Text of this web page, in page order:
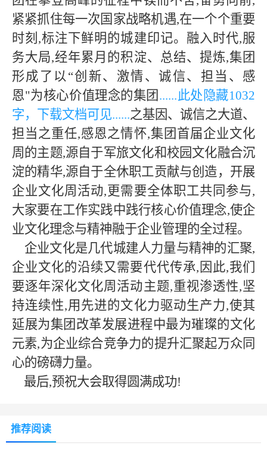
紧紧抓住每一次国家战略机遇,在一个个重要
时刻,标注下鲜明的城建印记。融入时代,服
务大局,经年累月的积淀、总结、提炼,集团
形成了以“创新、激情、诚信、担当、感
恩"为核心价值理念的集团 ......此处隐藏1032
字，下载文档可见......之基因、诚信之大道、
担当之重任,感恩之情怀,集团首届企业文化
周的主题,源自于军旅文化和校园文化融合沉
淀的精华,源自于全休职工贡献与创造，开展
企业文化周活动,更需要全体职工共同参与,
大家要在工作实践中践行核心价值理念,使企
业文化理念与精神融于企业管理的全过程。
企业文化是几代城建人力量与精神的汇聚,
企业文化的沿续又需要代代传承,因此,我们
要逐年深化文化周活动主题,重视渗透性,坚
持连续性,用先进的文化力驱动生产力,使其
延展为集团改革发展进程中最为璀璨的文化
元素,为企业综合竞争力的提升汇聚起万众同
心的磅礴力量。
最后,预祝大会取得圆满成功!
推荐阅读